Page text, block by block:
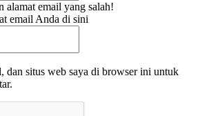
alamat email yang salah!
email Anda di sini
dan situs web saya di browser ini untuk